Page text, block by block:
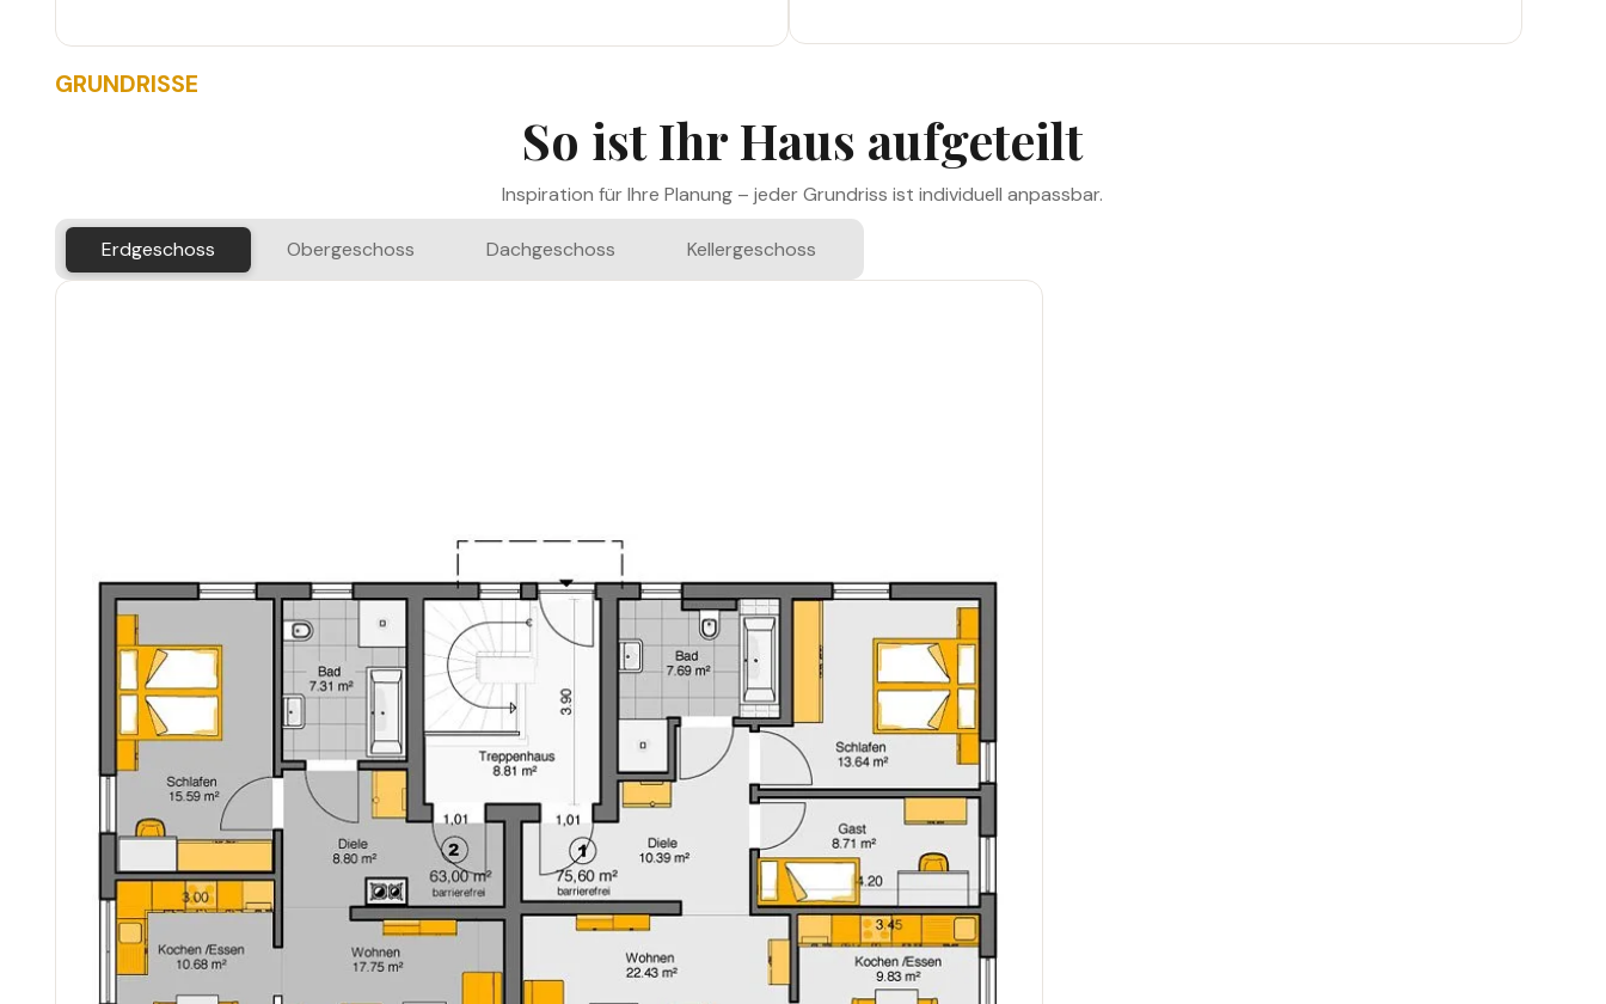
GRUNDRISSE
So ist Ihr Haus aufgeteilt
Inspiration für Ihre Planung – jeder Grundriss ist individuell anpassbar.
Erdgeschoss Obergeschoss Dachgeschoss Kellergeschoss